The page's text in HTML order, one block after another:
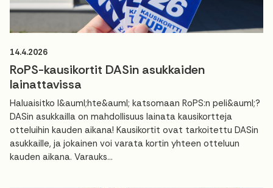
14.4.2026
RoPS-kausikortit DASin asukkaiden
lainattavissa
Haluaisitko l&auml;hte&auml; katsomaan RoPS:n peli&auml;?
DASin asukkailla on mahdollisuus lainata kausikortteja
otteluihin kauden aikana! Kausikortit ovat tarkoitettu DASin
asukkaille, ja jokainen voi varata kortin yhteen otteluun
kauden aikana. Varauks...